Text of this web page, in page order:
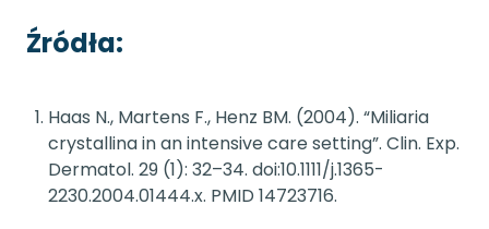
Źródła:
Haas N., Martens F., Henz BM. (2004). “Miliaria
crystallina in an intensive care setting”. Clin. Exp.
Dermatol. 29 (1): 32–34. doi:10.1111/j.1365-
2230.2004.01444.x. PMID 14723716.